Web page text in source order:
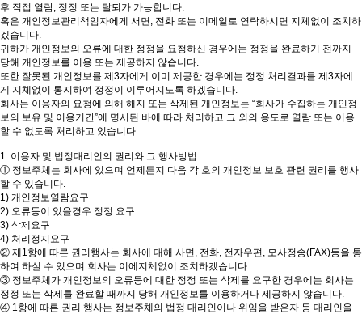
후 직접 열람, 정정 또는 탈퇴가 가능합니다.
혹은 개인정보관리책임자에게 서면, 전화 또는 이메일로 연락하시면 지체없이 조치하
겠습니다.
귀하가 개인정보의 오류에 대한 정정을 요청하신 경우에는 정정을 완료하기 전까지
당해 개인정보를 이용 또는 제공하지 않습니다.
또한 잘못된 개인정보를 제3자에게 이미 제공한 경우에는 정정 처리결과를 제3자에
게 지체없이 통지하여 정정이 이루어지도록 하겠습니다.
회사는 이용자의 요청에 의해 해지 또는 삭제된 개인정보는 “회사가 수집하는 개인정
보의 보유 및 이용기간”에 명시된 바에 따라 처리하고 그 외의 용도로 열람 또는 이용
할 수 없도록 처리하고 있습니다.
1. 이용자 및 법정대리인의 권리와 그 행사방법
① 정보주체는 회사에 있으며 언제든지 다음 각 호의 개인정보 보호 관련 권리를 행사
할 수 있습니다.
1) 개인정보열람요구
2) 오류등이 있을경우 정정 요구
3) 삭제요구
4) 처리정지요구
② 제1항에 따른 권리행사는 회사에 대해 사면, 전화, 전자우편, 모사정송(FAX)등을 통
하여 하실 수 있으며 회사는 이에지체없이 조치하겠습니다
③ 정보주체가 개인정보의 오류등에 대한 정정 또는 삭제를 요구한 경우에는 회사는
정정 또는 삭제를 완료할 때까지 당해 개인정보를 이용하거나 제공하지 않습니다.
④ 1항에 따른 권리 행사는 정보주체의 법정 대리인이나 위임을 받은자 등 대리인을